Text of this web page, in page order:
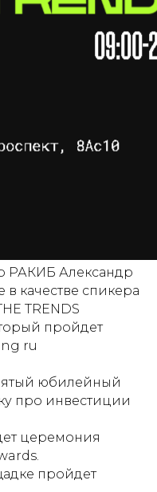
РАКИБ Александр
качестве спикера
TRENDS
пройдет
ru
юбилейный
про инвестиции
церемония
пройдет